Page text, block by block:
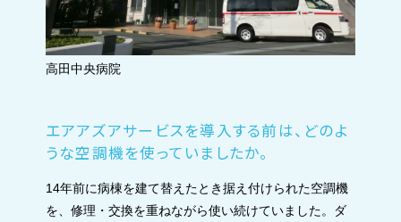
高田中央病院
エアアズアサービスを導入する前は、どのよ
うな空調機を使っていましたか。
14年前に病棟を建て替えたとき据え付けられた空調機
を、修理・交換を重ねながら使い続けていました。ダ